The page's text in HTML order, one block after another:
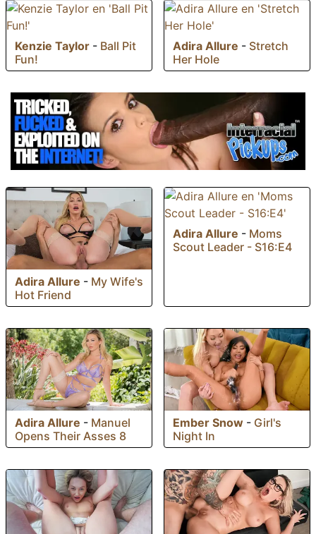
Kenzie Taylor - Ball Pit
Fun!
Adira Allure - Stretch
Her Hole
Adira Allure - My Wife's
Hot Friend
Adira Allure - Moms
Scout Leader - S16:E4
Adira Allure - Manuel
Opens Their Asses 8
Ember Snow - Girl's
Night In